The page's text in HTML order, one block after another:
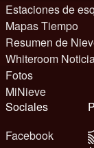
Estaciones de
Mapas Tiempo
Resumen de
Whiteroom
Fotos
MiNieve
Sociales
Facebook